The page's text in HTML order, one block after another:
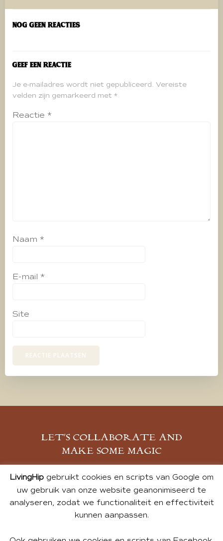
navigatie
Nog geen reacties
Geef een reactie
Je e-mailadres wordt niet gepubliceerd. Vereiste
velden zijn gemarkeerd met *
Reactie *
Naam *
E-mail *
Site
LET’S COLLABORATE AND
MAKE SOME MAGIC
MELD JE AAN
LivingHipgebruikt cookies en scripts van Google om
uw gebruik van onze website geanonimiseerd te
analyseren, zodat we functionaliteit en effectiviteit
kunnen aanpassen.